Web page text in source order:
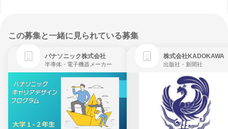
この募集と一緒に見られている募集
パナソニック株式会社
半導体・電子機器メーカー
株式会社KADOKAWA
出版社・新聞社